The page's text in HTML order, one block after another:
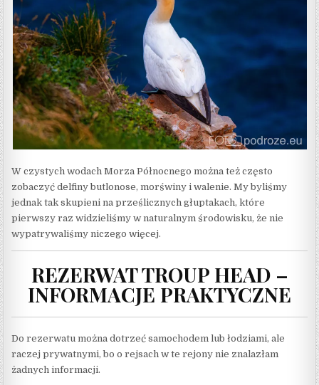
W czystych wodach Morza Północnego można też często
zobaczyć delfiny butlonose, morświny i walenie. My byliśmy
jednak tak skupieni na prześlicznych głuptakach, które
pierwszy raz widzieliśmy w naturalnym środowisku, że nie
wypatrywaliśmy niczego więcej.
REZERWAT TROUP HEAD –
INFORMACJE PRAKTYCZNE
Do rezerwatu można dotrzeć samochodem lub łodziami, ale
raczej prywatnymi, bo o rejsach w te rejony nie znalazłam
żadnych informacji.